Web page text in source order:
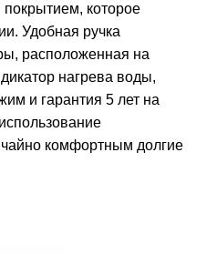
которое
Удобная ручка
расположенная на
нагрева воды,
и гарантия 5 лет на
комфортным долгие